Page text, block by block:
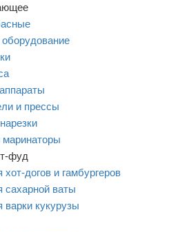
и прессы
фуд
догов и гамбургеров
сахарной ваты
кукурузы